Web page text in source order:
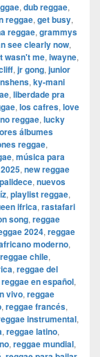
, dub reggae,
reggae, get busy,
reggae, grammys
see clearly now,
wasn't me, iwayne,
, jr gong, junior
, ky-mani
, liberdade pra
, los cafres, love
reggae, lucky
álbumes
reggae,
, música para
, new reggae
, nuevos
, playlist reggae,
ifrica, rastafari
song, reggae
2024, reggae
moderno,
reggae chile,
, reggae del
reggae en español,
vivo, reggae
, reggae francés,
instrumental,
, reggae latino,
, reggae mundial,